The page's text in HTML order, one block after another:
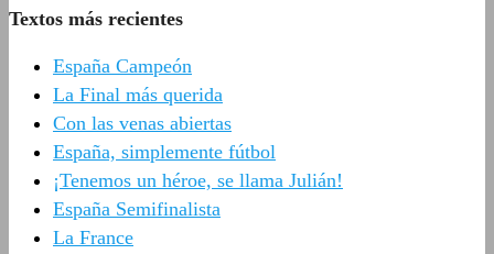
Textos más recientes
España Campeón
La Final más querida
Con las venas abiertas
España, simplemente fútbol
¡Tenemos un héroe, se llama Julián!
España Semifinalista
La France